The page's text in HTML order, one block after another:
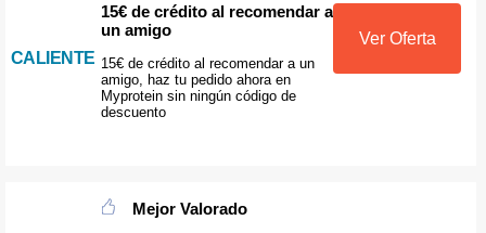
CALIENTE
15€ de crédito al recomendar a
un amigo
15€ de crédito al recomendar a un
amigo, haz tu pedido ahora en
Myprotein sin ningún código de
descuento
Ver Oferta
Mejor Valorado